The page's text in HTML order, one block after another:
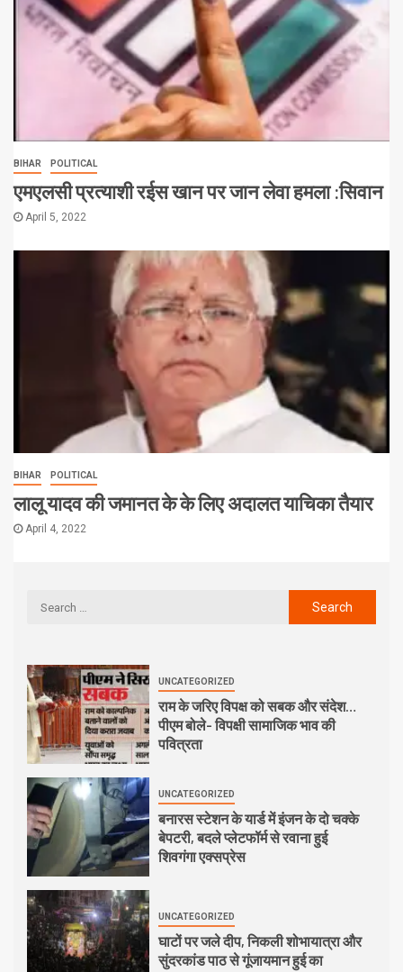
BIHAR POLITICAL
एमएलसी प्रत्याशी रईस खान पर जान लेवा हमला :सिवान
April 5, 2022
BIHAR POLITICAL
लालू यादव की जमानत के के लिए अदालत याचिका तैयार
April 4, 2022
UNCATEGORIZED
राम के जरिए विपक्ष को सबक और संदेश…
पीएम बोले- विपक्षी सामाजिक भाव की
पवित्रता
UNCATEGORIZED
बनारस स्टेशन के यार्ड में इंजन के दो चक्के
बेपटरी, बदले प्लेटफॉर्म से रवाना हुई
शिवगंगा एक्सप्रेस
UNCATEGORIZED
घाटों पर जले दीप, निकली शोभायात्रा और
सुंदरकांड पाठ से गूंजायमान हुई का